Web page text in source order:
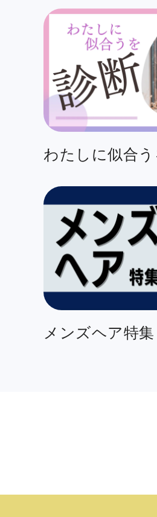
わたしに似合
メンズヘア特集